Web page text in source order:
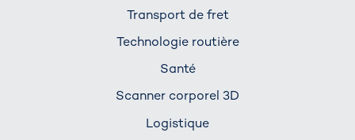
Transport de fret
Technologie routière
Santé
Scanner corporel 3D
Logistique